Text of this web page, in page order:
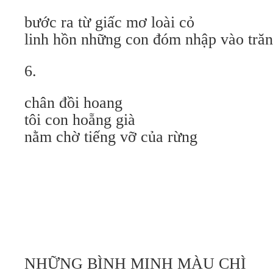
bước ra từ giấc mơ loài cỏ
linh hồn những con đóm nhập vào
6.
chân đồi hoang
tôi con hoẵng già
nằm chờ tiếng vỡ của rừng
NHỮNG BÌNH MINH MÀU CHÌ